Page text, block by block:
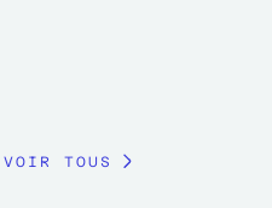
VOIR TOUS